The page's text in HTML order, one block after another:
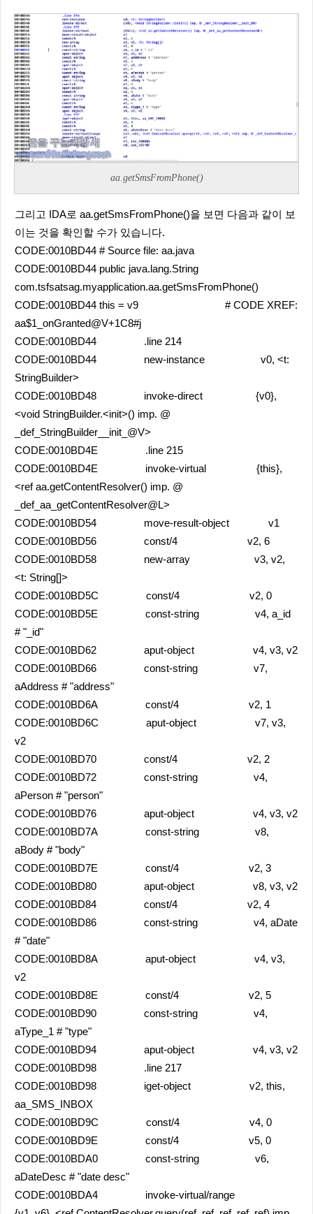
aa.getSmsFromPhone()
그리고 IDA로 aa.getSmsFromPhone()을 보면 다음과 같이 보
이는 것을 확인할 수가 있습니다.
CODE:0010BD44 # Source file: aa.java
CODE:0010BD44 public java.lang.String
com.tsfsatsag.myapplication.aa.getSmsFromPhone()
CODE:0010BD44 this = v9 # CODE XREF:
aa$1_onGranted@V+1C8#j
CODE:0010BD44 .line 214
CODE:0010BD44 new-instance v0, <t:
StringBuilder>
CODE:0010BD48 invoke-direct {v0},
<void StringBuilder.<init>() imp. @
_def_StringBuilder__init_@V>
CODE:0010BD4E .line 215
CODE:0010BD4E invoke-virtual {this},
<ref aa.getContentResolver() imp. @
_def_aa_getContentResolver@L>
CODE:0010BD54 move-result-object v1
CODE:0010BD56 const/4 v2, 6
CODE:0010BD58 new-array v3, v2,
<t: String[]>
CODE:0010BD5C const/4 v2, 0
CODE:0010BD5E const-string v4, a_id
# "_id"
CODE:0010BD62 aput-object v4, v3, v2
CODE:0010BD66 const-string v7,
aAddress # "address"
CODE:0010BD6A const/4 v2, 1
CODE:0010BD6C aput-object v7, v3,
v2
CODE:0010BD70 const/4 v2, 2
CODE:0010BD72 const-string v4,
aPerson # "person"
CODE:0010BD76 aput-object v4, v3, v2
CODE:0010BD7A const-string v8,
aBody # "body"
CODE:0010BD7E const/4 v2, 3
CODE:0010BD80 aput-object v8, v3, v2
CODE:0010BD84 const/4 v2, 4
CODE:0010BD86 const-string v4, aDate
# "date"
CODE:0010BD8A aput-object v4, v3,
v2
CODE:0010BD8E const/4 v2, 5
CODE:0010BD90 const-string v4,
aType_1 # "type"
CODE:0010BD94 aput-object v4, v3, v2
CODE:0010BD98 .line 217
CODE:0010BD98 iget-object v2, this,
aa_SMS_INBOX
CODE:0010BD9C const/4 v4, 0
CODE:0010BD9E const/4 v5, 0
CODE:0010BDA0 const-string v6,
aDateDesc # "date desc"
CODE:0010BDA4 invoke-virtual/range